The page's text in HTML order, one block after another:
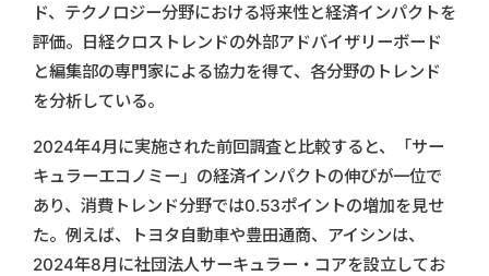
ド、テクノロジー分野における将来性と経済インパクトを
評価。日経クロストレンドの外部アドバイザリーボード
と編集部の専門家による協力を得て、各分野のトレンド
を分析している。
2024年4月に実施された前回調査と比較すると、「サー
キュラーエコノミー」の経済インパクトの伸びが一位で
あり、消費トレンド分野では0.53ポイントの増加を見せ
た。例えば、トヨタ自動車や豊田通商、アイシンは、
2024年8月に社団法人サーキュラー・コアを設立してお